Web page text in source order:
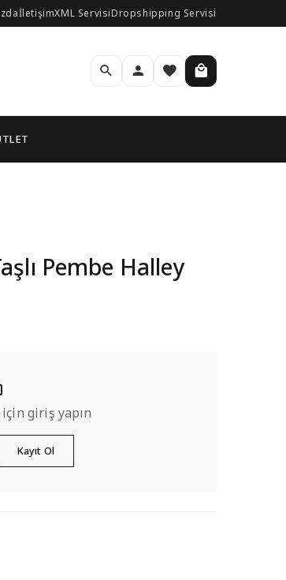
İletişimXML ServisiDropshipping Servisi
Yüzük
Pembe Halley
giriş yapın
Kayıt Ol